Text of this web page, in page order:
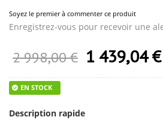
Soyez le premier à commenter ce produit
Enregistrez-vous pour recevoir une
2 998,00 € Prix Spécial
1 439,04 €
EN STOCK
Description rapide
the
images
gallery